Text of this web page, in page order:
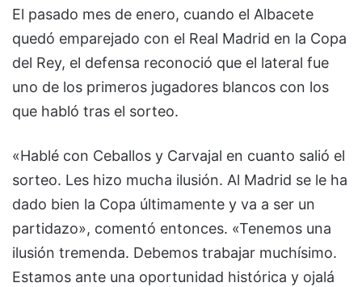
El pasado mes de enero, cuando el Albacete
quedó emparejado con el Real Madrid en la Copa
del Rey, el defensa reconoció que el lateral fue
uno de los primeros jugadores blancos con los
que habló tras el sorteo.
«Hablé con Ceballos y Carvajal en cuanto salió el
sorteo. Les hizo mucha ilusión. Al Madrid se le ha
dado bien la Copa últimamente y va a ser un
partidazo», comentó entonces. «Tenemos una
ilusión tremenda. Debemos trabajar muchísimo.
Estamos ante una oportunidad histórica y ojalá